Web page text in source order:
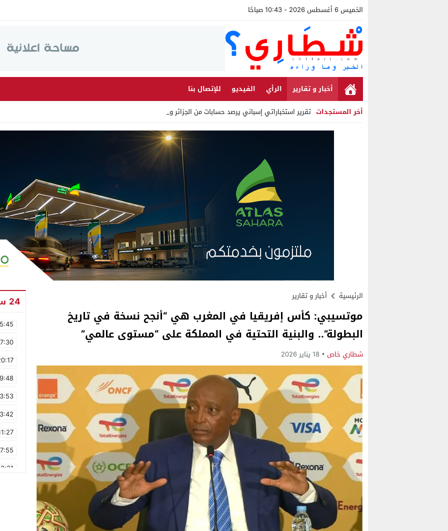
الخميس 6 أغسطس 2026 - 10:43 صباحًا
أخبار و تقارير الرأي الفيديو
للإتصال بنا
أخر المستجدات تقرير استخباراتي إسباني يرصد حسابات من الجزائر وأرقاما بـ”21_
Stop
الرئيسية أخبار و تقارير
موتسيبي: كأس إفريقيا في المغرب هي “أنجح نسخة في تاريخ
البطولة”.. والبنية التحتية في المملكة على “مستوى عالمي”
شطاري خاص 18 يناير 2026
24 ساعة